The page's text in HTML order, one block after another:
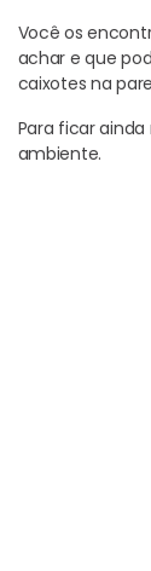
Você os
achar e que
caixotes na
Para ficar
ambiente.